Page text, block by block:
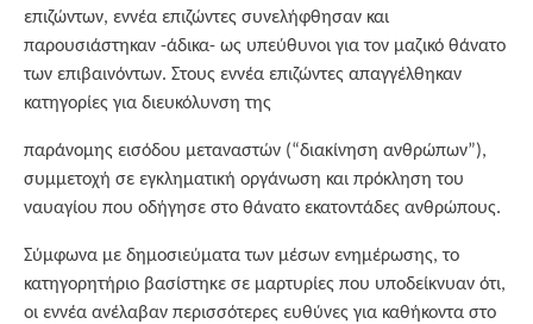
επιζώντων, εννέα επιζώντες συνελήφθησαν και
παρουσιάστηκαν -άδικα- ως υπεύθυνοι για τον μαζικό θάνατο
των επιβαινόντων. Στους εννέα επιζώντες απαγγέλθηκαν
κατηγορίες για διευκόλυνση της
παράνομης εισόδου μεταναστών (“διακίνηση ανθρώπων”),
συμμετοχή σε εγκληματική οργάνωση και πρόκληση του
ναυαγίου που οδήγησε στο θάνατο εκατοντάδες ανθρώπους.
Σύμφωνα με δημοσιεύματα των μέσων ενημέρωσης, το
κατηγορητήριο βασίστηκε σε μαρτυρίες που υποδείκνυαν ότι,
οι εννέα ανέλαβαν περισσότερες ευθύνες για καθήκοντα στο